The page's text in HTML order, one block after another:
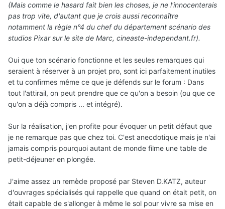
(Mais comme le hasard fait bien les choses, je ne l'innocenterais
pas trop vite, d'autant que je crois aussi reconnaître
notamment la règle n°4 du chef du département scénario des
studios Pixar sur le site de Marc, cineaste-independant.fr).
Oui que ton scénario fonctionne et les seules remarques qui
seraient à réserver à un projet pro, sont ici parfaitement inutiles
et tu confirmes même ce que je défends sur le forum : Dans
tout l'attirail, on peut prendre que ce qu'on a besoin (ou que ce
qu'on a déjà compris ... et intégré).
Sur la réalisation, j'en profite pour évoquer un petit défaut que
je ne remarque pas que chez toi. C'est anecdotique mais je n'ai
jamais compris pourquoi autant de monde filme une table de
petit-déjeuner en plongée.
J'aime assez un remède proposé par Steven D.KATZ, auteur
d'ouvrages spécialisés qui rappelle que quand on était petit, on
était capable de s'allonger à même le sol pour vivre sa mise en